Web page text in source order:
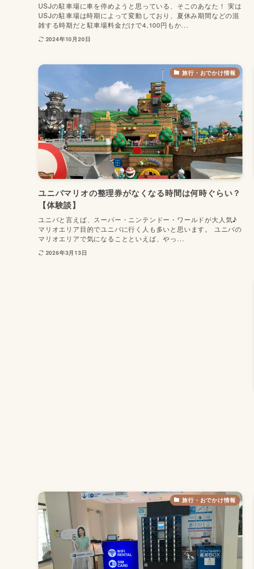
USJの駐車場に車を停めようと思っている、そこのあなた！ 実は
USJの駐車場は時期によって変動しており、夏休み期間などの混
雑する時期だと駐車場料金だけで4,100円もか...
2024年10月20日
旅行・おでかけ情報
ユニバマリオの整理券がなくなる時間は何時ぐらい？
【体験談】
ユニバと言えば、スーパー・ニンテンドー・ワールドが大人気♪
マリオエリア目的でユニバに行く人も多いと思います。 ユニバの
マリオエリアで気になることといえば、やっ...
2026年3月13日
旅行・おでかけ情報